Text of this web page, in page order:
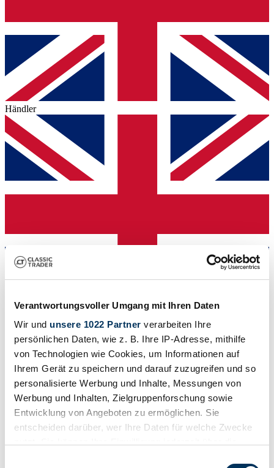
Verantwortungsvoller Umgang mit Ihren Daten
Wir und unsere 1022 Partner verarbeiten Ihre
persönlichen Daten, wie z. B. Ihre IP-Adresse, mithilfe
von Technologien wie Cookies, um Informationen auf
Ihrem Gerät zu speichern und darauf zuzugreifen und so
personalisierte Werbung und Inhalte, Messungen von
Werbung und Inhalten, Zielgruppenforschung sowie
Entwicklung von Angeboten zu ermöglichen. Sie
entscheiden darüber, wer Ihre Daten für welche Zwecke
Händler
Händler